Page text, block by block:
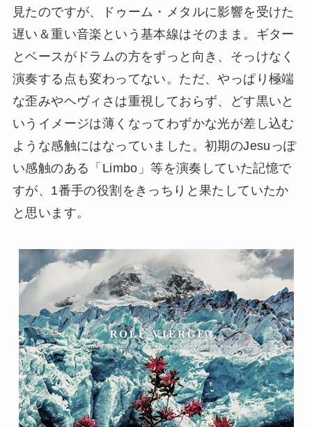
見たのですが、ドゥーム・メタルに影響を受けた
遅い＆重い音楽という基本線はそのまま。ギター
とベースがドラムの方をずっと向き、そっけなく
演奏する点も変わってない。ただ、やっぱり極端
な歪みやヘヴィさは重視しておらず、どす黒いと
いうイメージは薄くなってわずかな光が差し込む
ような感触にはなっていました。初期のJesuっぽ
い感触のある「Limbo」等を演奏していた記憶で
すが、1番手の役割をきっちりと果たしていたか
と思います。